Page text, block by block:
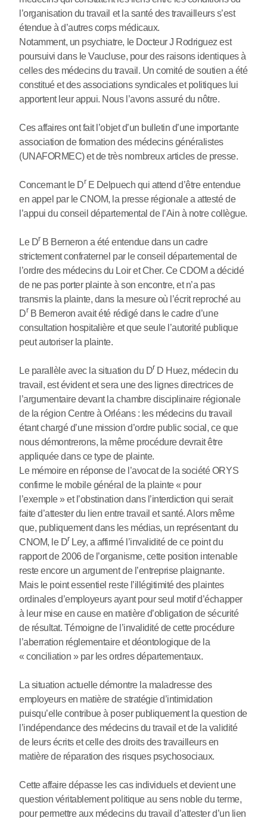
l’organisation du travail et la santé des travailleurs s’est
étendue à d’autres corps médicaux.
Notamment, un psychiatre, le Docteur J Rodriguez est
poursuivi dans le Vaucluse, pour des raisons identiques à
celles des médecins du travail. Un comité de soutien a été
constitué et des associations syndicales et politiques lui
apportent leur appui. Nous l’avons assuré du nôtre.
Ces affaires ont fait l’objet d’un bulletin d’une importante
association de formation des médecins généralistes
(UNAFORMEC) et de très nombreux articles de presse.
Concernant le Dr E Delpuech qui attend d’être entendue
en appel par le CNOM, la presse régionale a attesté de
l’appui du conseil départemental de l’Ain à notre collègue.
Le Dr B Berneron a été entendue dans un cadre
strictement confraternel par le conseil départemental de
l’ordre des médecins du Loir et Cher. Ce CDOM a décidé
de ne pas porter plainte à son encontre, et n’a pas
transmis la plainte, dans la mesure où l’écrit reproché au
Dr B Berneron avait été rédigé dans le cadre d’une
consultation hospitalière et que seule l’autorité publique
peut autoriser la plainte.
Le parallèle avec la situation du Dr D Huez, médecin du
travail, est évident et sera une des lignes directrices de
l’argumentaire devant la chambre disciplinaire régionale
de la région Centre à Orléans : les médecins du travail
étant chargé d’une mission d’ordre public social, ce que
nous démontrerons, la même procédure devrait être
appliquée dans ce type de plainte.
Le mémoire en réponse de l’avocat de la société ORYS
confirme le mobile général de la plainte « pour
l’exemple » et l’obstination dans l’interdiction qui serait
faite d’attester du lien entre travail et santé. Alors même
que, publiquement dans les médias, un représentant du
CNOM, le Dr Ley, a affirmé l’invalidité de ce point du
rapport de 2006 de l’organisme, cette position intenable
reste encore un argument de l’entreprise plaignante.
Mais le point essentiel reste l’illégitimité des plaintes
ordinales d’employeurs ayant pour seul motif d’échapper
à leur mise en cause en matière d’obligation de sécurité
de résultat. Témoigne de l’invalidité de cette procédure
l’aberration réglementaire et déontologique de la
« conciliation » par les ordres départementaux.
La situation actuelle démontre la maladresse des
employeurs en matière de stratégie d’intimidation
puisqu’elle contribue à poser publiquement la question de
l’indépendance des médecins du travail et de la validité
de leurs écrits et celle des droits des travailleurs en
matière de réparation des risques psychosociaux.
Cette affaire dépasse les cas individuels et devient une
question véritablement politique au sens noble du terme,
pour permettre aux médecins du travail d’attester d’un lien